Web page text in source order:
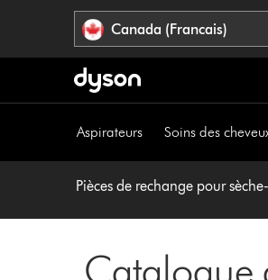
sauter
l’accessibilité
Canada (Francais)
Aspirateurs Soins des
Pièces de rechange pour